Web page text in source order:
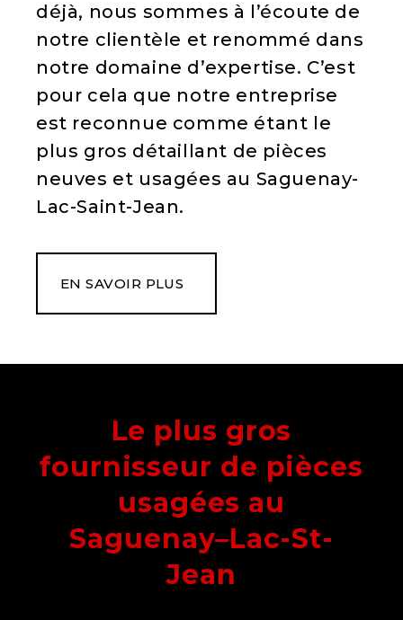
déjà, nous sommes à l’écoute de
notre clientèle et renommé dans
notre domaine d’expertise. C’est
pour cela que notre entreprise
est reconnue comme étant le
plus gros détaillant de pièces
neuves et usagées au Saguenay-
Lac-Saint-Jean.
EN SAVOIR PLUS
Le plus gros
fournisseur de pièces
usagées au
Saguenay–Lac-St-
Jean